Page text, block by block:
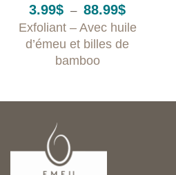
Note
sur
5
3.99$ – 88.99$Plage
prix :
3.99$
à
Exfoliant – Avec huile
d’émeu et billes de
bamboo